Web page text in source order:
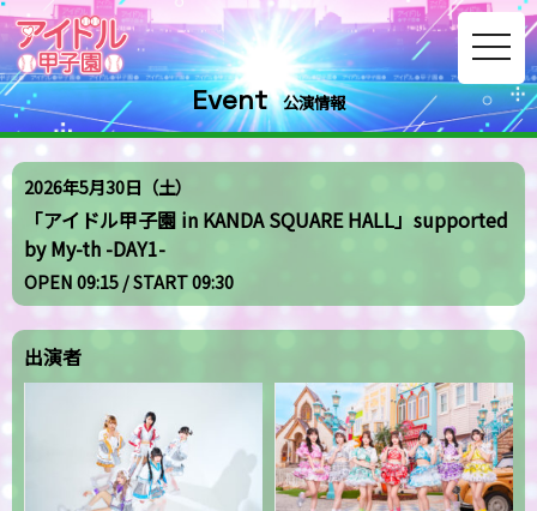
Event 公演情報
2026年5月30日（土）
「アイドル甲子園 in KANDA SQUARE HALL」supported
by My-th -DAY1-
OPEN 09:15 / START 09:30
出演者
toggle